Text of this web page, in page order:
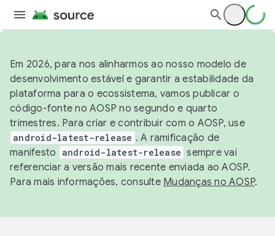
Em 2026, para nos alinharmos ao nosso modelo de
desenvolvimento estável e garantir a estabilidade da
plataforma para o ecossistema, vamos publicar o
código-fonte no AOSP no segundo e quarto
trimestres. Para criar e contribuir com o AOSP, use
android-latest-release . A ramificação de
manifesto
android-latest-release sempre vai
referenciar a versão mais recente enviada ao AOSP.
Para mais informações, consulte Mudanças no AOSP.